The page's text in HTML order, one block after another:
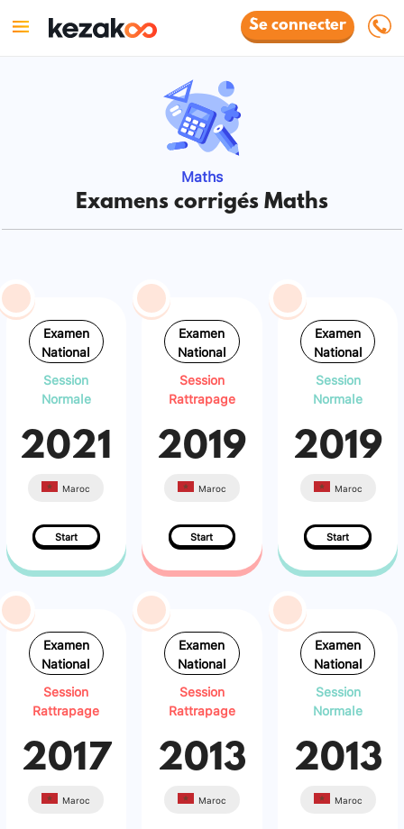
Se connecter
Maths
Examens corrigés Maths
Examen
National
Session
Normale
2021
Maroc
Start
Examen
National
Session
Rattrapage
2019
Maroc
Start
Examen
National
Session
Normale
2019
Maroc
Start
Examen
National
Session
Rattrapage
2017
Maroc
Examen
National
Session
Rattrapage
2013
Maroc
Examen
National
Session
Normale
2013
Maroc